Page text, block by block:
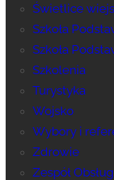
Świetlice
Szkoła
Szkoła
Szkolenia
Turystyka
Wojsko
Wybory i
Zdrowie
Zespół